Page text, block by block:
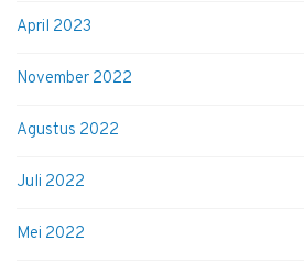
April 2023
November 2022
Agustus 2022
Juli 2022
Mei 2022